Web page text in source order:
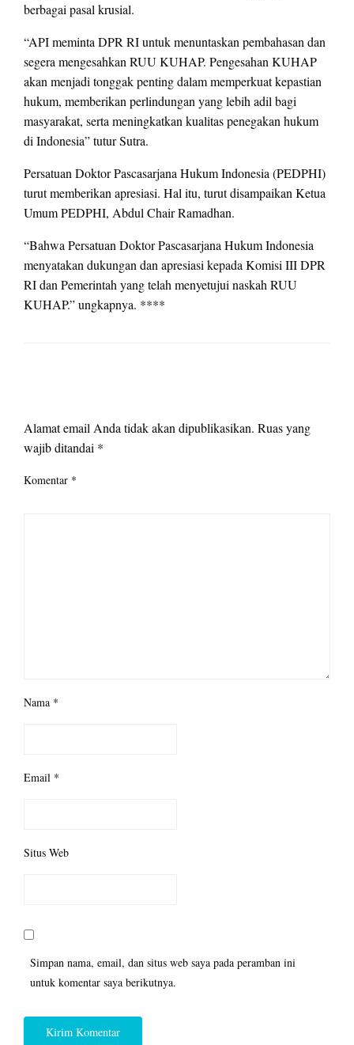
berbagai pasal krusial.
“API meminta DPR RI untuk menuntaskan pembahasan dan
segera mengesahkan RUU KUHAP. Pengesahan KUHAP
akan menjadi tonggak penting dalam memperkuat kepastian
hukum, memberikan perlindungan yang lebih adil bagi
masyarakat, serta meningkatkan kualitas penegakan hukum
di Indonesia” tutur Sutra.
Persatuan Doktor Pascasarjana Hukum Indonesia (PEDPHI)
turut memberikan apresiasi. Hal itu, turut disampaikan Ketua
Umum PEDPHI, Abdul Chair Ramadhan.
“Bahwa Persatuan Doktor Pascasarjana Hukum Indonesia
menyatakan dukungan dan apresiasi kepada Komisi III DPR
RI dan Pemerintah yang telah menyetujui naskah RUU
KUHAP.” ungkapnya. ****
Alamat email Anda tidak akan dipublikasikan. Ruas yang
wajib ditandai *
Komentar *
Nama *
Email *
Situs Web
Simpan nama, email, dan situs web saya pada peramban ini
untuk komentar saya berikutnya.